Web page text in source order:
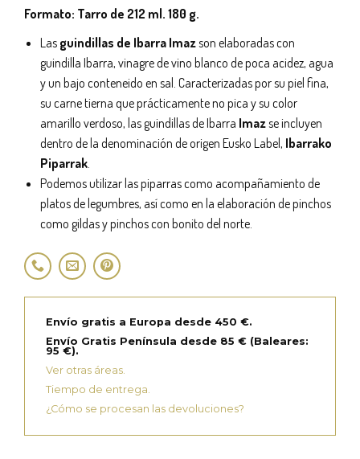
Formato: Tarro de 212 ml. 180 g.
Las guindillas de Ibarra Imazson elaboradas con
guindilla Ibarra, vinagre de vino blanco de poca acidez, agua
y un bajo conteneido en sal. Caracterizadas por su piel fina,
su carne tierna que prácticamente no pica y su color
amarillo verdoso, las guindillas de Ibarra Imazse incluyen
dentro de la denominación de origen Eusko Label, Ibarrako
Piparrak
Podemos utilizar las piparras como acompañamiento de
platos de legumbres, así como en la elaboración de pinchos
como gildas y pinchos con bonito del norte.
Envío gratis a Europa desde 450 €.
Envío Gratis Península desde 85 € (Baleares:
95 €).
Ver otras áreas.
Tiempo de entrega.
¿Cómo se procesan las devoluciones?